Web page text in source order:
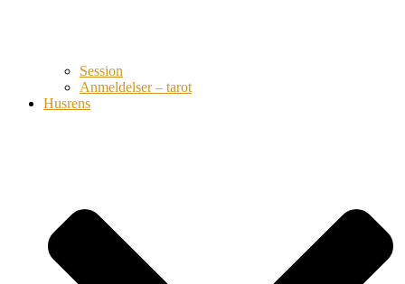
Session
Anmeldelser – tarot
Husrens